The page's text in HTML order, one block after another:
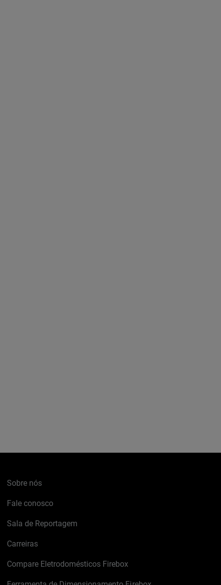
Sobre nós
Fale conosco
Sala de Reportagem
Carreiras
Compare Eletrodomésticos Firebox